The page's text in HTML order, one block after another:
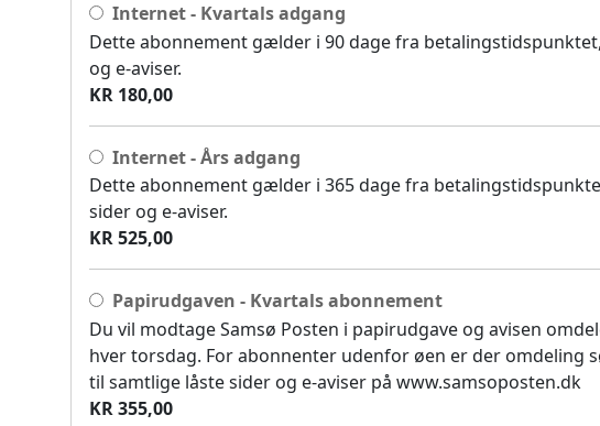
Internet - Kvartals adgang
Dette abonnement gælder i 90 dage fra
og e-aviser.
KR 180,00
Internet - Års adgang
Dette abonnement gælder i 365 dage fra
sider og e-aviser.
KR 525,00
Papirudgaven - Kvartals abonnement
Du vil modtage Samsø Posten i papirudgave og avisen
hver torsdag. For abonnenter udenfor øen er der omdeling
til samtlige låste sider og e-aviser på www.samsoposten.dk
KR 355,00